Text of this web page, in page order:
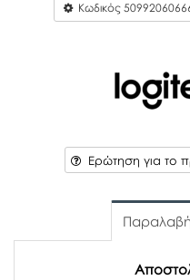
Κωδικός
Ερώτηση για το
Παραλαβή